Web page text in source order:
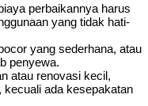
perbaikannya harus
yang tidak hati-
yang sederhana, atau
penyewa.
atau renovasi kecil,
kecuali ada kesepakatan